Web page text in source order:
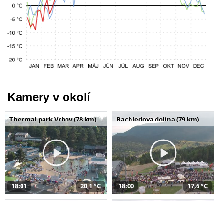
Kamery v okolí
Thermal park Vrbov (78 km)
18:01 20,1 °C
Bachledova dolina (79 km)
18:00 17,6 °C